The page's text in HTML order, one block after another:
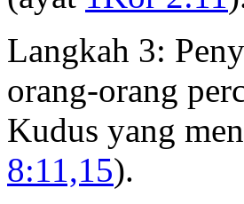
Langkah 3:
orang-orang
Kudus yang
8:11,15).